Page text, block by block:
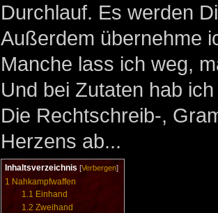
Durchlauf. Es werden
Außerdem übernehme
Manche lass ich weg,
Und bei Zutaten hab
Die Rechtschreib-,
Herzens ab...
Inhaltsverzeichnis [Verbergen]
1 Nahkampfwaffen
1.1 Einhand
1.2 Zweihand